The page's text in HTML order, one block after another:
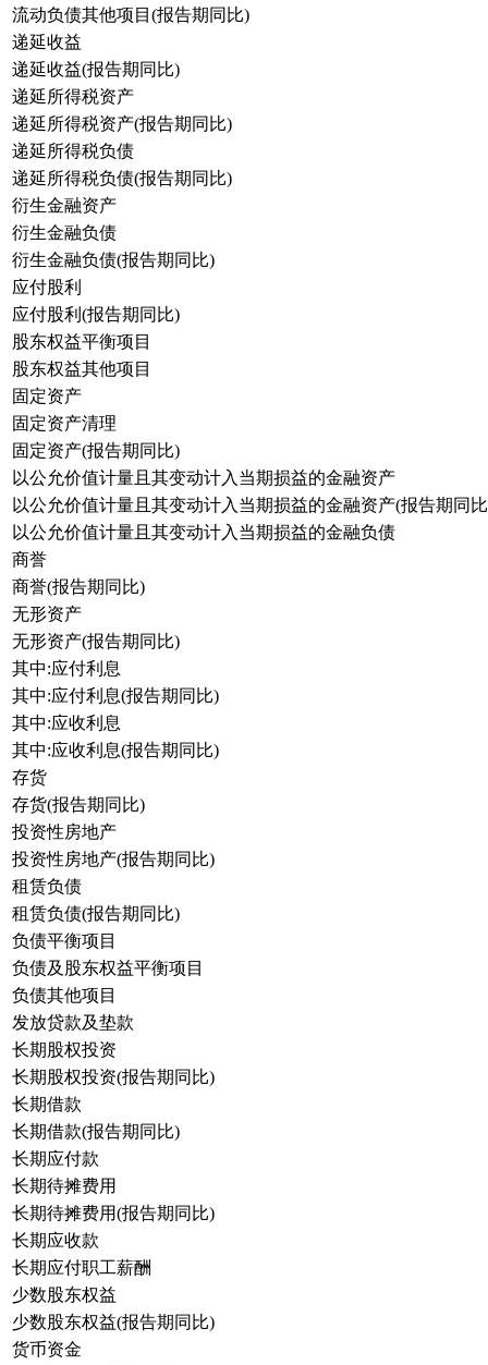
流动负债其他项目(报告期同比)
递延收益
递延收益(报告期同比)
递延所得税资产
递延所得税资产(报告期同比)
递延所得税负债
递延所得税负债(报告期同比)
衍生金融资产
衍生金融负债
衍生金融负债(报告期同比)
应付股利
应付股利(报告期同比)
股东权益平衡项目
股东权益其他项目
固定资产
固定资产清理
固定资产(报告期同比)
以公允价值计量且其变动计入当期损益的金融资产
以公允价值计量且其变动计入当期损益的金融资产(报告期同
以公允价值计量且其变动计入当期损益的金融负债
商誉
商誉(报告期同比)
无形资产
无形资产(报告期同比)
其中:应付利息
其中:应付利息(报告期同比)
其中:应收利息
其中:应收利息(报告期同比)
存货
存货(报告期同比)
投资性房地产
投资性房地产(报告期同比)
租赁负债
租赁负债(报告期同比)
负债平衡项目
负债及股东权益平衡项目
负债其他项目
发放贷款及垫款
长期股权投资
长期股权投资(报告期同比)
长期借款
长期借款(报告期同比)
长期应付款
长期待摊费用
长期待摊费用(报告期同比)
长期应收款
长期应付职工薪酬
少数股东权益
少数股东权益(报告期同比)
货币资金